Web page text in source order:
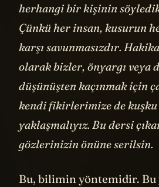
herhangi bir kişinin
Çünkü her insan, kusurun
karşı savunmasızdır.
olarak bizler, önyargı veya
düşünüşten kaçınmak için
kendi fikirlerimize de kuşku
yaklaşmalıyız. Bu dersi
gözlerinizin önüne serilsin.
Bu, bilimin yöntemidir. Bu